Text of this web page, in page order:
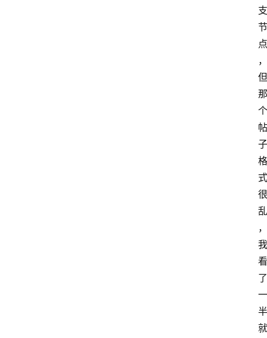
支
节
点
，
但
那
个
帖
子
格
式
很
乱
，
我
看
了
一
半
就